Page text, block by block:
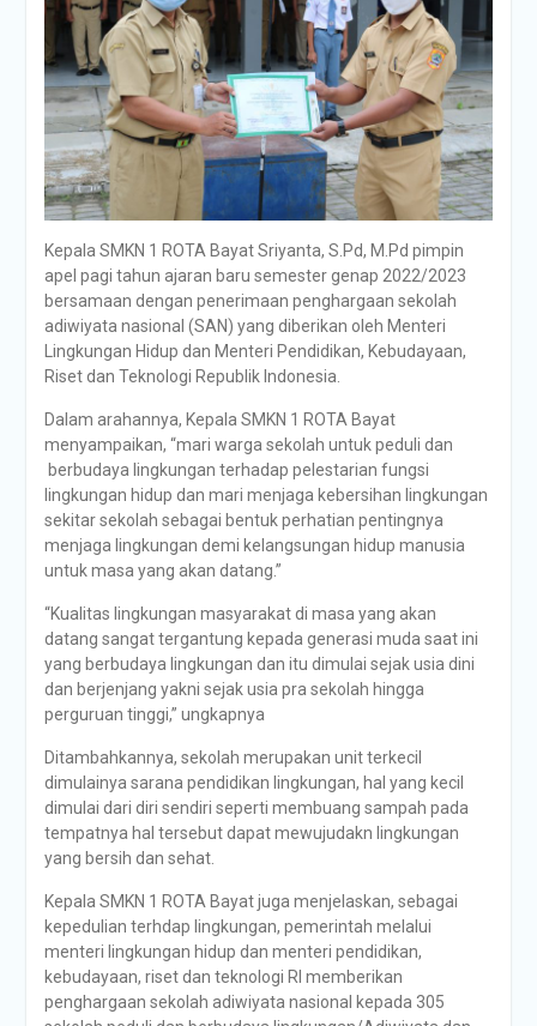
Kepala SMKN 1 ROTA Bayat Sriyanta, S.Pd, M.Pd pimpin
apel pagi tahun ajaran baru semester genap 2022/2023
bersamaan dengan penerimaan penghargaan sekolah
adiwiyata nasional (SAN) yang diberikan oleh Menteri
Lingkungan Hidup dan Menteri Pendidikan, Kebudayaan,
Riset dan Teknologi Republik Indonesia.
Dalam arahannya, Kepala SMKN 1 ROTA Bayat
menyampaikan, “mari warga sekolah untuk peduli dan
berbudaya lingkungan terhadap pelestarian fungsi
lingkungan hidup dan mari menjaga kebersihan lingkungan
sekitar sekolah sebagai bentuk perhatian pentingnya
menjaga lingkungan demi kelangsungan hidup manusia
untuk masa yang akan datang.”
“Kualitas lingkungan masyarakat di masa yang akan
datang sangat tergantung kepada generasi muda saat ini
yang berbudaya lingkungan dan itu dimulai sejak usia dini
dan berjenjang yakni sejak usia pra sekolah hingga
perguruan tinggi,” ungkapnya
Ditambahkannya, sekolah merupakan unit terkecil
dimulainya sarana pendidikan lingkungan, hal yang kecil
dimulai dari diri sendiri seperti membuang sampah pada
tempatnya hal tersebut dapat mewujudakn lingkungan
yang bersih dan sehat.
Kepala SMKN 1 ROTA Bayat juga menjelaskan, sebagai
kepedulian terhdap lingkungan, pemerintah melalui
menteri lingkungan hidup dan menteri pendidikan,
kebudayaan, riset dan teknologi RI memberikan
penghargaan sekolah adiwiyata nasional kepada 305